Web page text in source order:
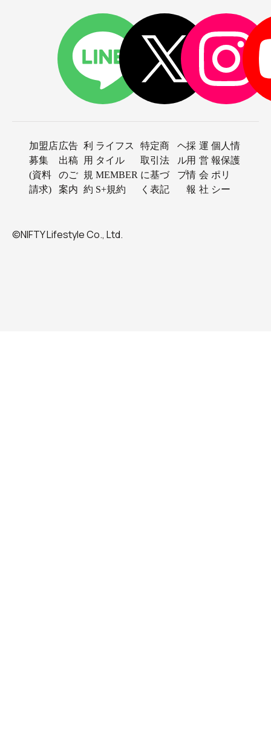
加盟店
募集
(資料
請求)
広告
出稿
のご
案内
利
用
規
約
ライフス
タイル
MEMBER
S+規約
特定商
取引法
に基づ
く表記
ヘ
ル
プ
採
用
情
報
運
営
会
社
個人情
報保護
ポリ
シー
©NIFTY Lifestyle Co., Ltd.